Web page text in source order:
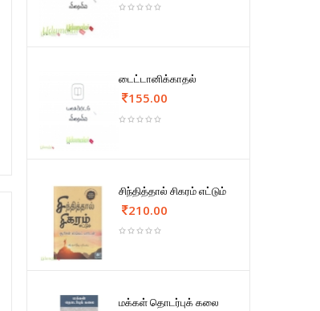
டைட்டானிக்காதல்
155.00
சிந்தித்தால் சிகரம் எட்டும்
210.00
மக்கள் தொடர்புக் கலை